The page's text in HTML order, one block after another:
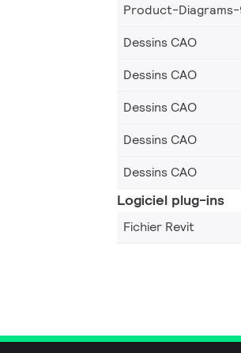
Product-Diagrams-
Dessins CAO
Dessins CAO
Dessins CAO
Dessins CAO
Dessins CAO
Logiciel plug-ins
Fichier Revit